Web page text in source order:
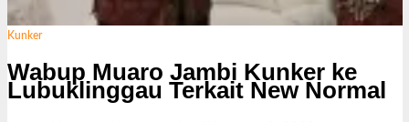
Kunker
Wabup Muaro Jambi Kunker ke
Lubuklinggau Terkait New Normal